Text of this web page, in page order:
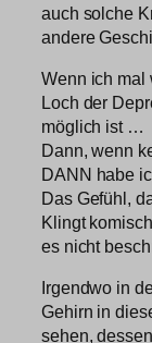
auch solche
andere
Wenn ich mal
Loch der
möglich ist …
Dann, wenn
DANN habe
Das Gefühl,
Klingt
es nicht
Irgendwo in
Gehirn in
sehen,